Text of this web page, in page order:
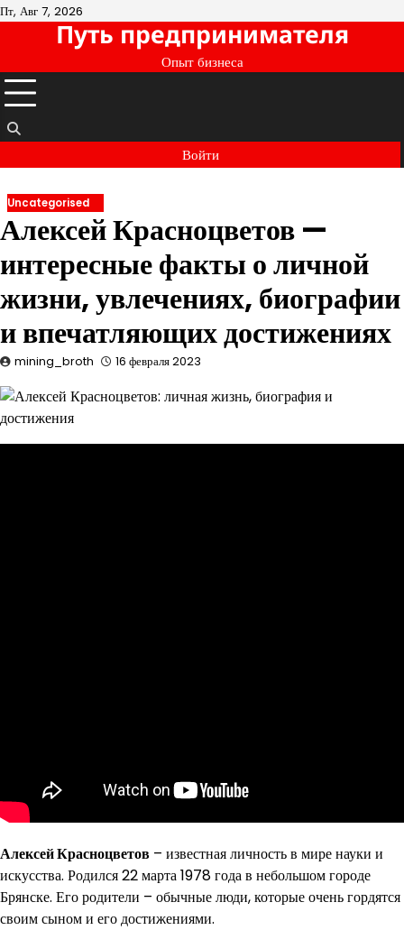
Перейти
содержимому
Пт, Авг 7, 2026
Путь предпринимателя
Опыт бизнеса
Войти
Uncategorised
Алексей Красноцветов —
интересные факты о личной
жизни, увлечениях, биографии
и впечатляющих достижениях
mining_broth 16 февраля 2023
Алексей Красноцветов – известная личность в мире науки и
искусства. Родился 22 марта 1978 года в небольшом городе
Брянске. Его родители – обычные люди, которые очень гордятся
своим сыном и его достижениями.